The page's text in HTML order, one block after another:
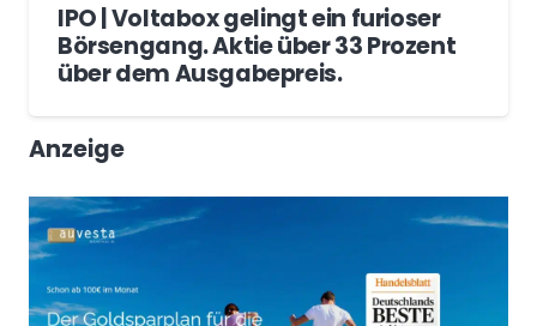
IPO | Voltabox gelingt ein furioser
Börsengang. Aktie über 33 Prozent
über dem Ausgabepreis.
Anzeige